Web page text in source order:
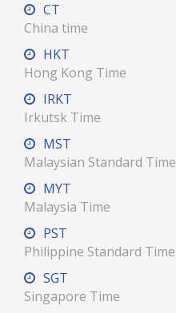
CT
China time
HKT
Hong Kong Time
IRKT
Irkutsk Time
MST
Malaysian Standard Time
MYT
Malaysia Time
PST
Philippine Standard Time
SGT
Singapore Time